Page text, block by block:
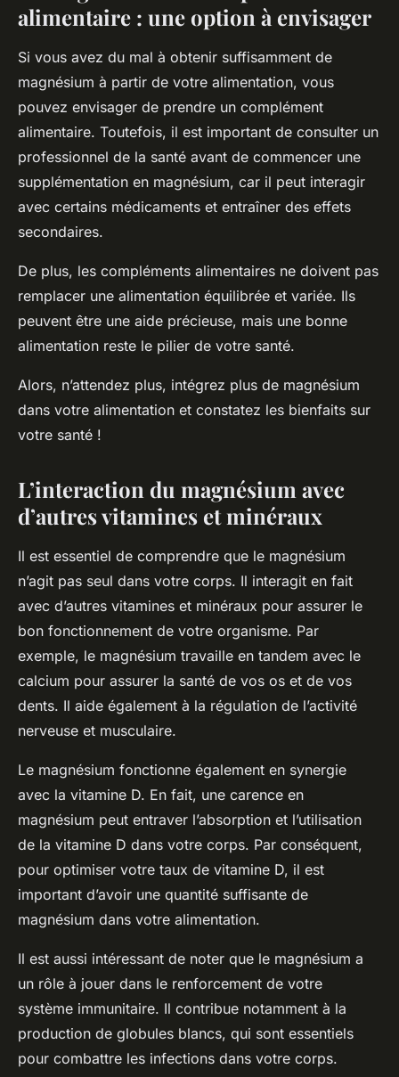
alimentaire : une option à envisager
Si vous avez du mal à obtenir suffisamment de
magnésium à partir de votre alimentation, vous
pouvez envisager de prendre un complément
alimentaire. Toutefois, il est important de consulter un
professionnel de la santé avant de commencer une
supplémentation en magnésium, car il peut interagir
avec certains médicaments et entraîner des effets
secondaires.
De plus, les compléments alimentaires ne doivent pas
remplacer une alimentation équilibrée et variée. Ils
peuvent être une aide précieuse, mais une bonne
alimentation reste le pilier de votre santé.
Alors, n’attendez plus, intégrez plus de magnésium
dans votre alimentation et constatez les bienfaits sur
votre santé !
L’interaction du magnésium avec
d’autres vitamines et minéraux
Il est essentiel de comprendre que le magnésium
n’agit pas seul dans votre corps. Il interagit en fait
avec d’autres vitamines et minéraux pour assurer le
bon fonctionnement de votre organisme. Par
exemple, le magnésium travaille en tandem avec le
calcium pour assurer la santé de vos os et de vos
dents. Il aide également à la régulation de l’activité
nerveuse et musculaire.
Le magnésium fonctionne également en synergie
avec la vitamine D. En fait, une carence en
magnésium peut entraver l’absorption et l’utilisation
de la vitamine D dans votre corps. Par conséquent,
pour optimiser votre taux de vitamine D, il est
important d’avoir une quantité suffisante de
magnésium dans votre alimentation.
Il est aussi intéressant de noter que le magnésium a
un rôle à jouer dans le renforcement de votre
système immunitaire. Il contribue notamment à la
production de globules blancs, qui sont essentiels
pour combattre les infections dans votre corps.